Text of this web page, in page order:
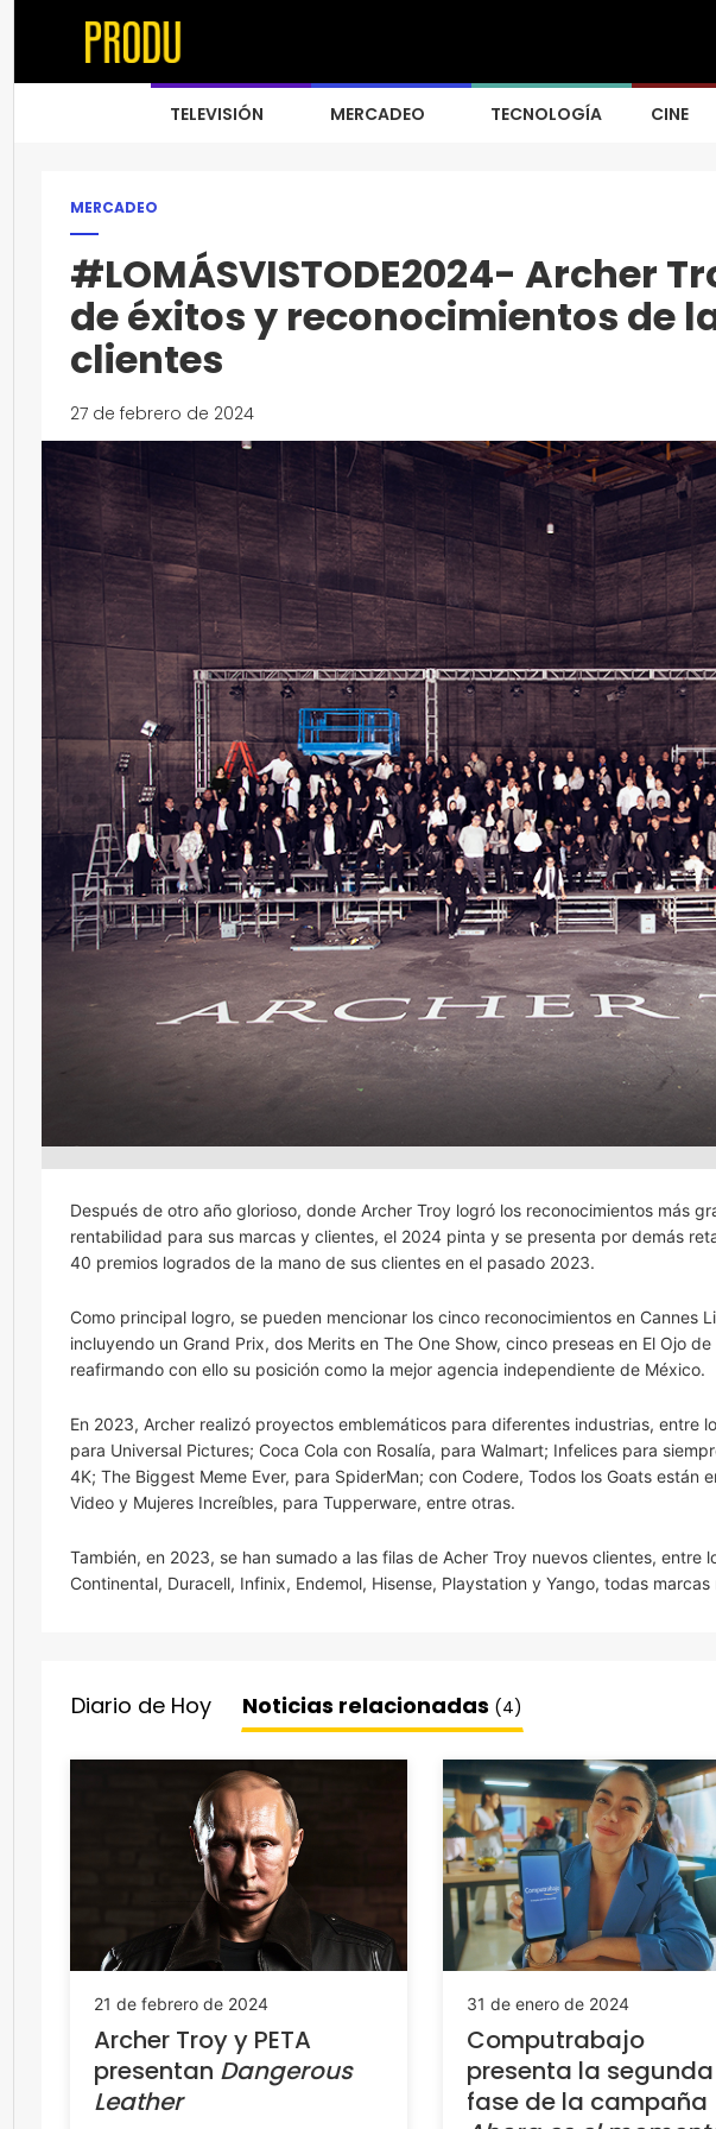
TELEVISIÓN MERCADEO TECNOLOGÍA CINE
MERCADEO
#LOMÁSVISTODE2024- Archer
de éxitos y reconocimientos de
clientes
27 de febrero de 2024
Después de otro año glorioso, donde Archer Troy logró los reconocimientos más
rentabilidad para sus marcas y clientes, el 2024 pinta y se presenta por demás
40 premios logrados de la mano de sus clientes en el pasado 2023.
Como principal logro, se pueden mencionar los cinco reconocimientos en Cannes
incluyendo un Grand Prix, dos Merits en The One Show, cinco preseas en El Ojo
reafirmando con ello su posición como la mejor agencia independiente de México.
En 2023, Archer realizó proyectos emblemáticos para diferentes industrias, entre
para Universal Pictures; Coca Cola con Rosalía, para Walmart; Infelices para
4K; The Biggest Meme Ever, para SpiderMan; con Codere, Todos los Goats están
Video y Mujeres Increíbles, para Tupperware, entre otras.
También, en 2023, se han sumado a las filas de Acher Troy nuevos clientes,
Continental, Duracell, Infinix, Endemol, Hisense, Playstation y Yango, todas
Diario de Hoy Noticias relacionadas (4)
21 de febrero de 2024
Archer Troy y PETA
presentan Dangerous
Leather
31 de enero de 2024
Computrabajo
presenta la segunda
fase de la campaña